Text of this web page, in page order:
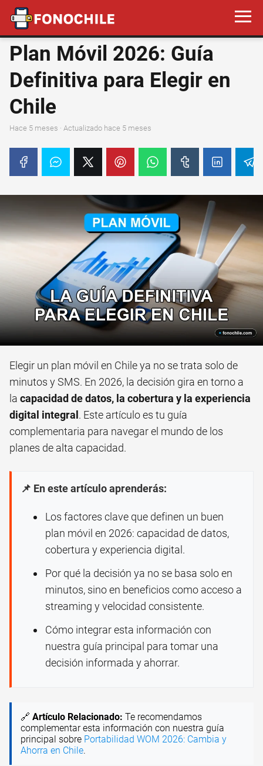
Plan Móvil 2026: Guía
Definitiva para Elegir en
Chile
hace 5 meses · Actualizado hace 5 meses
Elegir un plan móvil en Chile ya no se trata solo de
minutos y SMS. En 2026, la decisión gira en torno a
la capacidad de datos, la cobertura y la experiencia
digital integral . Este artículo es tu guía
complementaria para navegar el mundo de los
planes de alta capacidad.
📌 En este artículo aprenderás:
Los factores clave que definen un buen
plan móvil en 2026: capacidad de datos,
cobertura y experiencia digital.
Por qué la decisión ya no se basa solo en
minutos, sino en beneficios como acceso a
streaming y velocidad consistente.
Cómo integrar esta información con
nuestra guía principal para tomar una
decisión informada y ahorrar.
🔗 Artículo Relacionado: Te recomendamos
complementar esta información con nuestra guía
principal sobre Portabilidad WOM 2026: Cambia y
Ahorra en Chile.